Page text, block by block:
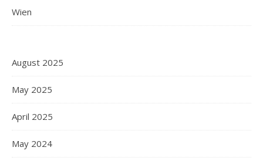
Wien
August 2025
May 2025
April 2025
May 2024